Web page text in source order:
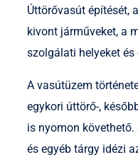
Úttörővasút építését,
kivont járműveket, a
szolgálati helyeket és
A vasútüzem
egykori úttörő-,
is nyomon
és egyéb tárgy idézi